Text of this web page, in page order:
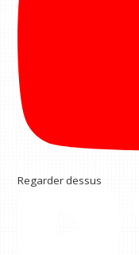
Regarder dessus